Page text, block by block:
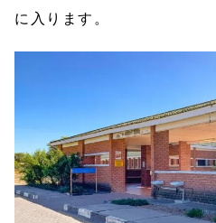
に入ります。